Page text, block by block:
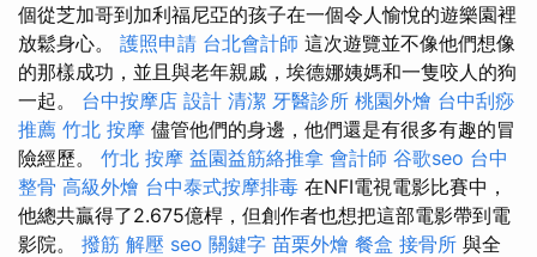
個從芝加哥到加利福尼亞的孩子在一個令人愉悅的遊樂園裡
放鬆身心。 護照申請 台北會計師 這次遊覽並不像他們想像
的那樣成功，並且與老年親戚，埃德娜姨媽和一隻咬人的狗
一起。 台中按摩店 設計 清潔 牙醫診所 桃園外燴 台中刮痧
推薦 竹北 按摩 儘管他們的身邊，他們還是有很多有趣的冒
險經歷。 竹北 按摩 益園益筋絡推拿 會計師 谷歌seo 台中
整骨 高級外燴 台中泰式按摩排毒 在NFI電視電影比賽中，
他總共贏得了2.675億桿，但創作者也想把這部電影帶到電
影院。 撥筋 解壓 seo 關鍵字 苗栗外燴 餐盒 接骨所 與全